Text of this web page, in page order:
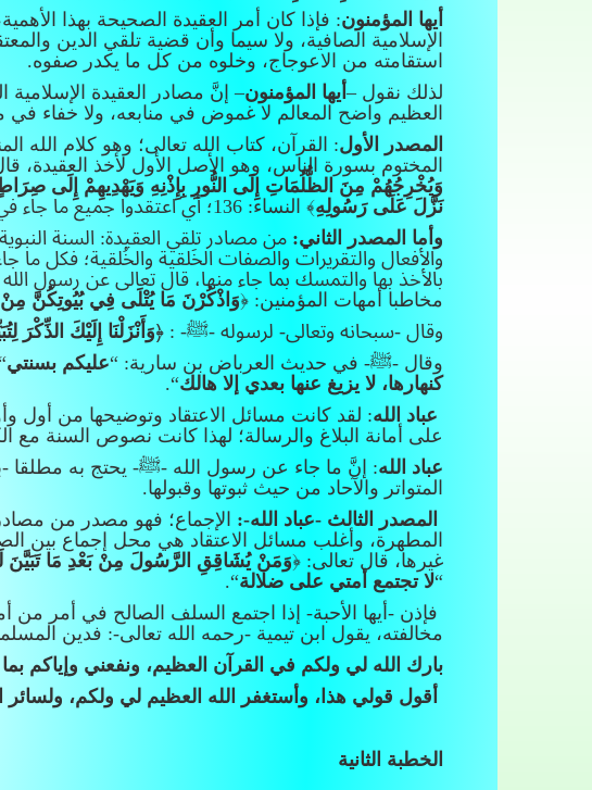
أيها المؤمنون: فإذا كان أمر العقيدة الصحيحة بهذا
الإسلامية الصافية، ولا سيما وأن قضية تلقي الدين
استقامته من الاعوجاج، وخلوه من كل ما يكدر صفوه.
لذلك نقول – أيها المؤمنون– إنَّ مصادر العقيدة الإسلامية
العظيم واضح المعالم لا غموض في منابعه، ولا خفاء
المصدر الأول: القرآن، كتاب الله تعالى؛ وهو كلام الله
المختوم بسورة الناس، وهو الأصل الأول لأخذ العقيدة،
وَيُخْرِجُهُمْ مِنَ الظُّلُمَاتِ إِلَى النُّورِ بِإِذْنِهِ وَيَهْدِيهِمْ إِلَى
نَزَّلَ عَلَى رَسُولِهِ﴾ النساء: 136؛ أي اعتقدوا جميع ما جاء في القرآن، وقال -ﷺ- : “
وأما المصدر الثاني: من مصادر تلقي العقيدة: السنة
والأفعال والتقريرات والصفات الخَلقية والخُلقية؛ فكل
بالأخذ بها والتمسك بما جاء منها، قال تعالى عن رسول
مخاطبا أمهات المؤمنين: ﴿وَاذْكُرْنَ مَا يُتْلَى فِي بُيُوتِكُنَّ مِنْ
وقال -سبحانه وتعالى- لرسوله -ﷺ- : ﴿وَأَنْزَلْنَا إِلَيْكَ الذِّكْرَ
وقال -ﷺ- في حديث العرباض بن سارية: “عليكم بسنتي
كنهارها، لا يزيغ عنها بعدي إلا هالك“.
عباد الله: لقد كانت مسائل الاعتقاد وتوضيحها من أول
على أمانة البلاغ والرسالة؛ لهذا كانت نصوص السنة
عباد الله: إنَّ ما جاء عن رسول الله -ﷺ- يحتج به مطلقا -
المتواتر والآحاد من حيث ثبوتها وقبولها.
المصدر الثالث -عباد الله-: الإجماع؛ فهو مصدر من
المطهرة، وأغلب مسائل الاعتقاد هي محل إجماع بين
غيرها، قال تعالى: ﴿وَمَنْ يُشَاقِقِ الرَّسُولَ مِنْ بَعْدِ مَا تَبَيَّنَ
“لا تجتمع أمتي على ضلالة“.
فإذن -أيها الأحبة- إذا اجتمع السلف الصالح في أمر
مخالفته، يقول ابن تيمية -رحمه الله تعالى-: فدين
بارك الله لي ولكم في القرآن العظيم، ونفعني وإياكم
أقول قولي هذا، وأستغفر الله العظيم لي ولكم،
الخطبة الثانية